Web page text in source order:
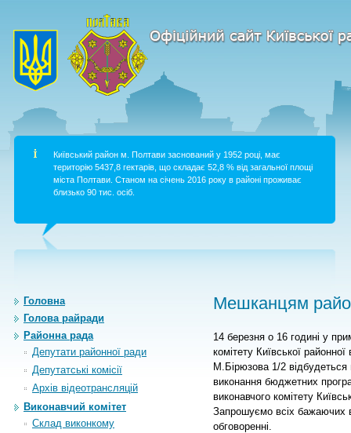
Київський район м. Полтави заснований у 1952 році, має
територію 5437,8 гектарів, що складає 52,8 % від загальної площі
міста Полтави. Станом на січень 2016 року в районі проживає
близько 90 тис. осіб.
Головна
Голова райради
Районна рада
Депутати районної ради
Депутатські комісії
Архiв вiдеотрансляцiй
Виконавчий комітет
Склад виконкому
Мешканцям
14 березня о 16 годині у
комітету Київської
М.Бірюзова 1/2 відбудеться
виконання бюджетних
виконавчого комітету
Запрошуємо всіх бажаючих
обговоренні.